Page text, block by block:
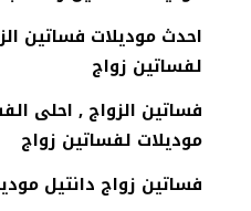
احدث موديلات فساتين
لفساتين زواج
فساتين الزواج , احلى
موديلات لفساتين زواج
فساتين زواج دانتيل